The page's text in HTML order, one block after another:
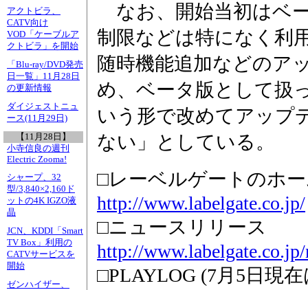
アクトビラ、
CATV向け
VOD「ケーブルア
クトビラ」を開始
「Blu-ray/DVD発売
日一覧」11月28日
の更新情報
ダイジェストニュ
ース(11月29日)
【11月28日】
小寺信良の週刊
Electric Zooma!
シャープ、32
型/3,840×2,160ド
ットの4K IGZO液
晶
JCN、KDDI「Smart
TV Box」利用の
CATVサービスを
開始
ゼンハイザー、
なお、開始当初はベ
制限などは特になく利
随時機能追加などのア
め、ベータ版として扱
いう形で改めてアップ
ない」としている。
□レーベルゲートのホ
http://www.labelgate.co.jp/
□ニュースリリース
http://
□PLAYLOG (7月5日現